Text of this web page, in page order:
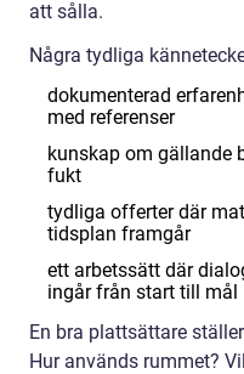
att sålla.
Några tydliga
dokumenterad
med referenser
kunskap om gällande
fukt
tydliga offerter där
tidsplan framgår
ett arbetssätt där
ingår från start till mål
En bra plattsättare
Hur används rummet?